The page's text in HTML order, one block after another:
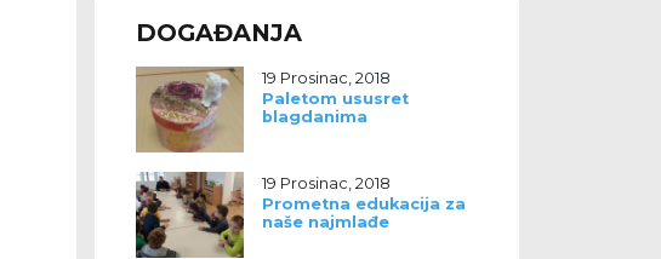
DOGAĐANJA
19 Prosinac, 2018
Paletom ususret
blagdanima
19 Prosinac, 2018
Prometna edukacija za
naše najmlađe